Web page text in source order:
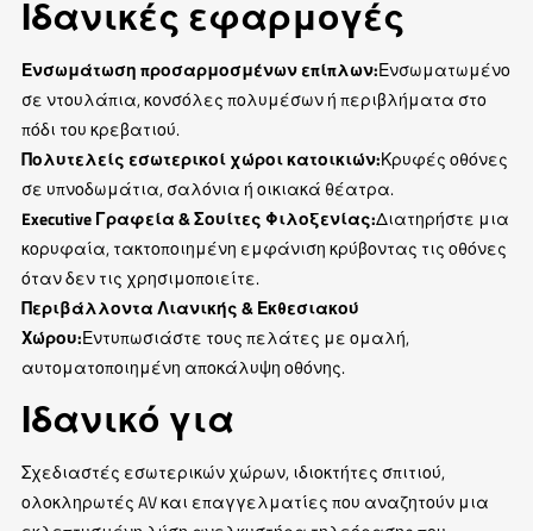
Ιδανικές εφαρμογές
Ενσωμάτωση προσαρμοσμένων επίπλων:Ενσωματωμένο
σε ντουλάπια, κονσόλες πολυμέσων ή περιβλήματα στο
πόδι του κρεβατιού.
Πολυτελείς εσωτερικοί χώροι κατοικιών:Κρυφές οθόνες
σε υπνοδωμάτια, σαλόνια ή οικιακά θέατρα.
Executive Γραφεία & Σουίτες Φιλοξενίας:Διατηρήστε μια
κορυφαία, τακτοποιημένη εμφάνιση κρύβοντας τις οθόνες
όταν δεν τις χρησιμοποιείτε.
Περιβάλλοντα Λιανικής & Εκθεσιακού
Χώρου:Εντυπωσιάστε τους πελάτες με ομαλή,
αυτοματοποιημένη αποκάλυψη οθόνης.
Ιδανικό για
Σχεδιαστές εσωτερικών χώρων, ιδιοκτήτες σπιτιού,
ολοκληρωτές AV και επαγγελματίες που αναζητούν μια